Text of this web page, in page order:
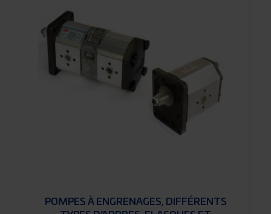
POMPES À ENGRENAGES, DIFFÉRENTS